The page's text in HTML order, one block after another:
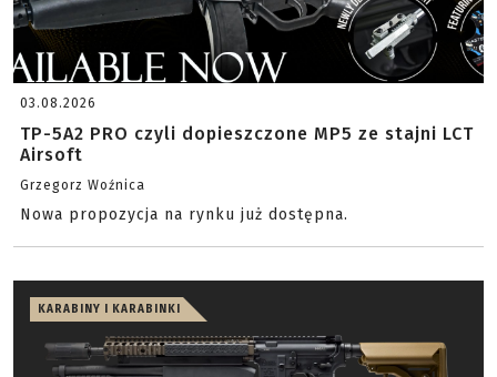
03.08.2026
TP-5A2 PRO czyli dopieszczone MP5 ze stajni LCT
Airsoft
Grzegorz Woźnica
Nowa propozycja na rynku już dostępna.
KARABINY I KARABINKI